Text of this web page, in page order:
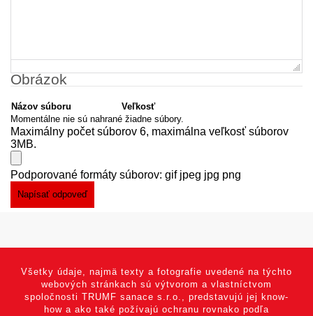
Obrázok
Názov súboru
Veľkosť
Momentálne nie sú nahrané žiadne súbory.
Maximálny počet súborov 6, maximálna veľkosť súborov
3MB.
Podporované formáty súborov: gif jpeg jpg png
Všetky údaje, najmä texty a fotografie uvedené na týchto
webových stránkach sú výtvorom a vlastníctvom
spoločnosti TRUMF sanace s.r.o., predstavujú jej know-
how a ako také požívajú ochranu rovnako podľa